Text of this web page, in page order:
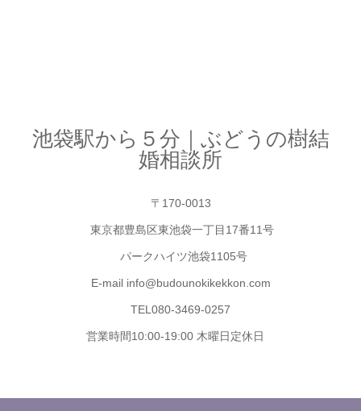
池袋駅から５分｜ぶどうの樹結
婚相談所
〒170-0013
東京都豊島区東池袋一丁目17番11号
パークハイツ池袋1105号
E-mail info@budounokikekkon.com
TEL080-3469-0257
営業時間10:00-19:00 木曜日定休日